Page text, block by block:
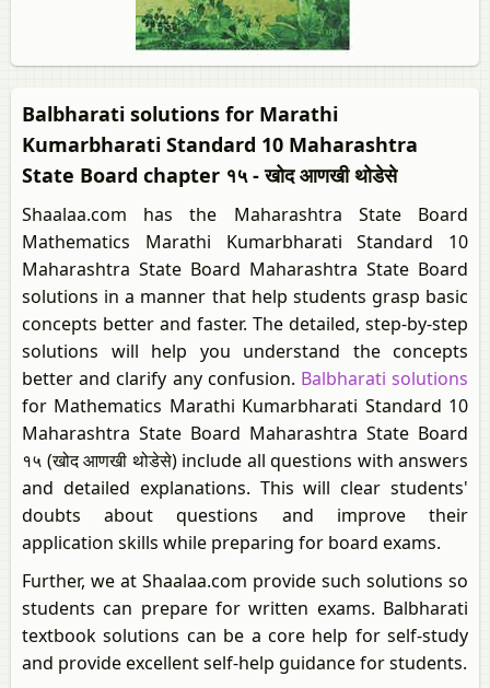
Balbharati solutions for Marathi
Kumarbharati Standard 10 Maharashtra
State Board chapter १५ - खोद आणखी थोडेसे
Shaalaa.com has the Maharashtra State Board
Mathematics Marathi Kumarbharati Standard 10
Maharashtra State Board Maharashtra State Board
solutions in a manner that help students grasp basic
concepts better and faster. The detailed, step-by-step
solutions will help you understand the concepts
better and clarify any confusion. Balbharati solutions
for Mathematics Marathi Kumarbharati Standard 10
Maharashtra State Board Maharashtra State Board
१५ (खोद आणखी थोडेसे) include all questions with answers
and detailed explanations. This will clear students'
doubts about questions and improve their
application skills while preparing for board exams.
Further, we at Shaalaa.com provide such solutions so
students can prepare for written exams. Balbharati
textbook solutions can be a core help for self-study
and provide excellent self-help guidance for students.